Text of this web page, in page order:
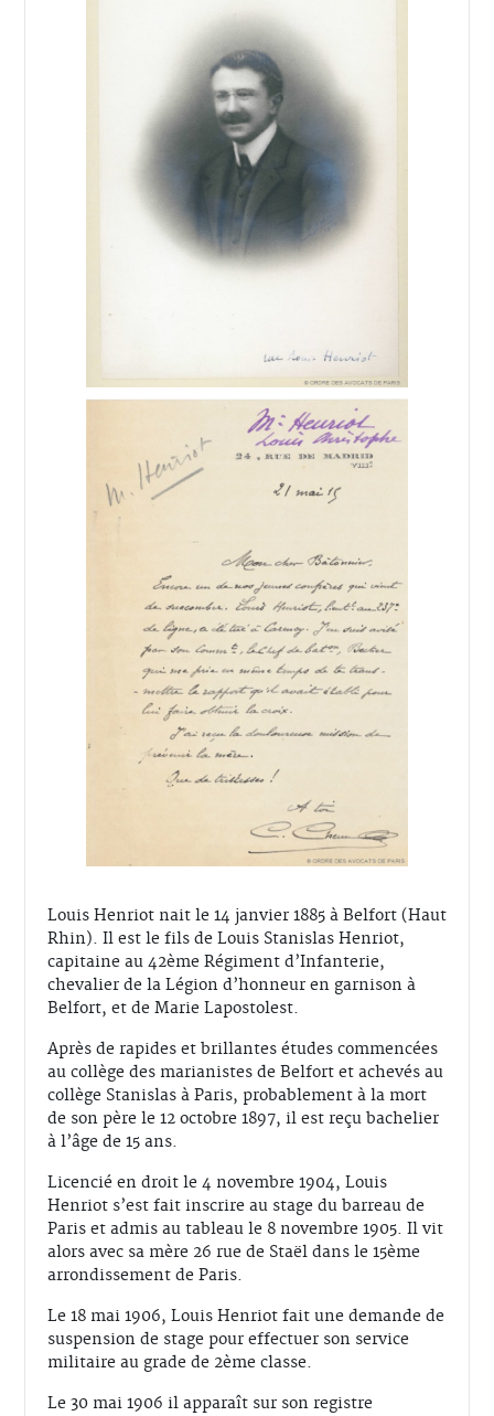
Louis Henriot nait le 14 janvier 1885 à Belfort (Haut
Rhin). Il est le fils de Louis Stanislas Henriot,
capitaine au 42ème Régiment d’Infanterie,
chevalier de la Légion d’honneur en garnison à
Belfort, et de Marie Lapostolest.
Après de rapides et brillantes études commencées
au collège des marianistes de Belfort et achevés au
collège Stanislas à Paris, probablement à la mort
de son père le 12 octobre 1897, il est reçu bachelier
à l’âge de 15 ans.
Licencié en droit le 4 novembre 1904, Louis
Henriot s’est fait inscrire au stage du barreau de
Paris et admis au tableau le 8 novembre 1905. Il vit
alors avec sa mère 26 rue de Staël dans le 15ème
arrondissement de Paris.
Le 18 mai 1906, Louis Henriot fait une demande de
suspension de stage pour effectuer son service
militaire au grade de 2ème classe.
Le 30 mai 1906 il apparaît sur son registre